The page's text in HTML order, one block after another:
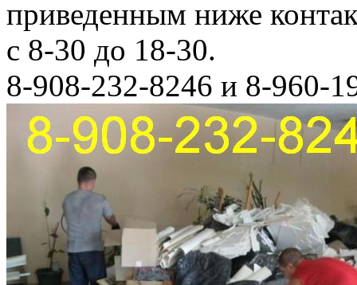
приведенным ниже
с 8-30 до 18-30.
8-908-232-8246 и 8-960-